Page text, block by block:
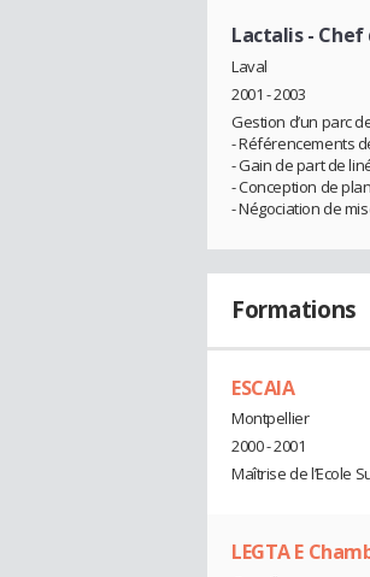
Lactalis- Chef
Laval
2001 - 2003
Gestion d’un parc
- Référencements
- Gain de part de
- Conception de
- Négociation de
Formations
ESCAIA
Montpellier
2000 - 2001
Maîtrise de l’Ecole
LEGTA E